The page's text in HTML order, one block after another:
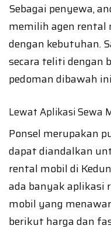
Sebagai penyewa,
memilih agen rental
dengan kebutuhan.
secara teliti dengan
pedoman dibawah
Lewat Aplikasi Sewa
Ponsel merupakan
dapat diandalkan
rental mobil di
ada banyak aplikasi
mobil yang
berikut harga dan